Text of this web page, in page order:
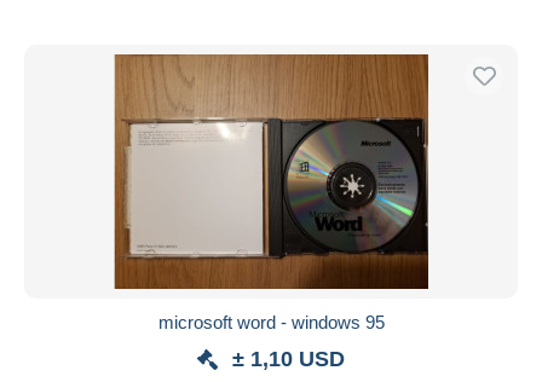
microsoft word - windows 95
± 1,10 USD